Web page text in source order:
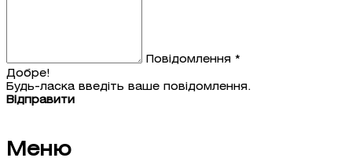
Повідомлення *
Добре!
Будь-ласка введіть ваше повідомлення.
Відправити
Меню